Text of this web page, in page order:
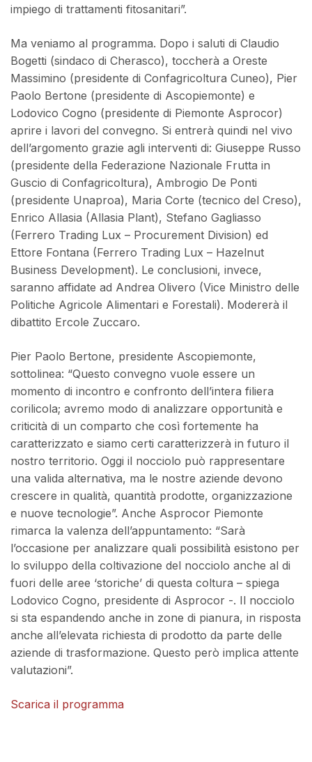
impiego di trattamenti fitosanitari”.
Ma veniamo al programma. Dopo i saluti di Claudio
Bogetti (sindaco di Cherasco), toccherà a Oreste
Massimino (presidente di Confagricoltura Cuneo), Pier
Paolo Bertone (presidente di Ascopiemonte) e
Lodovico Cogno (presidente di Piemonte Asprocor)
aprire i lavori del convegno. Si entrerà quindi nel vivo
dell’argomento grazie agli interventi di: Giuseppe Russo
(presidente della Federazione Nazionale Frutta in
Guscio di Confagricoltura), Ambrogio De Ponti
(presidente Unaproa), Maria Corte (tecnico del Creso),
Enrico Allasia (Allasia Plant), Stefano Gagliasso
(Ferrero Trading Lux – Procurement Division) ed
Ettore Fontana (Ferrero Trading Lux – Hazelnut
Business Development). Le conclusioni, invece,
saranno affidate ad Andrea Olivero (Vice Ministro delle
Politiche Agricole Alimentari e Forestali). Modererà il
dibattito Ercole Zuccaro.
Pier Paolo Bertone, presidente Ascopiemonte,
sottolinea: “Questo convegno vuole essere un
momento di incontro e confronto dell’intera filiera
corilicola; avremo modo di analizzare opportunità e
criticità di un comparto che così fortemente ha
caratterizzato e siamo certi caratterizzerà in futuro il
nostro territorio. Oggi il nocciolo può rappresentare
una valida alternativa, ma le nostre aziende devono
crescere in qualità, quantità prodotte, organizzazione
e nuove tecnologie”. Anche Asprocor Piemonte
rimarca la valenza dell’appuntamento: “Sarà
l’occasione per analizzare quali possibilità esistono per
lo sviluppo della coltivazione del nocciolo anche al di
fuori delle aree ‘storiche’ di questa coltura – spiega
Lodovico Cogno, presidente di Asprocor -. Il nocciolo
si sta espandendo anche in zone di pianura, in risposta
anche all’elevata richiesta di prodotto da parte delle
aziende di trasformazione. Questo però implica attente
valutazioni”.
Scarica il programma